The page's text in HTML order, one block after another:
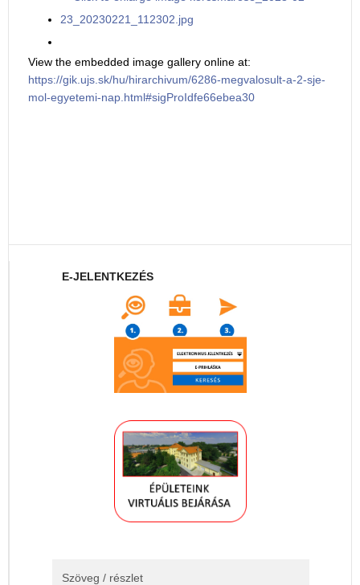
View the embedded image gallery online at:
https://gik.ujs.sk/hu/hirarchivum/6286-megvalosult-a-2-sje-
mol-egyetemi-nap.html#sigProIdfe66ebea30
E-JELENTKEZÉS
Szöveg / részlet